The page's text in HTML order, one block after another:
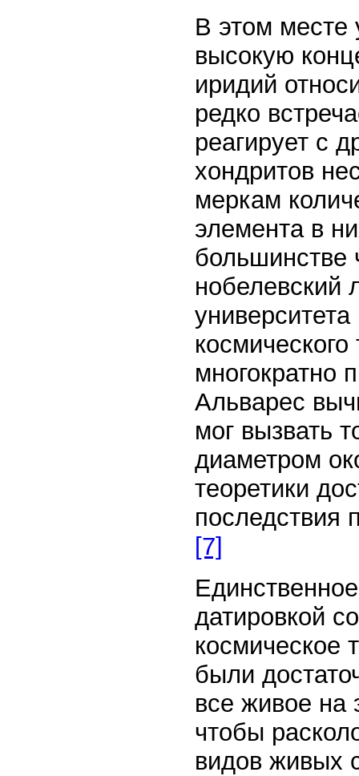
В этом месте
высокую
иридий
редко
реагирует с
хондритов
меркам
элемента в
большинстве
нобелевский
Альварес
мог вызвать
диаметром
теоретики
последствия
[7]
датировкой
космическое
были
все живое на
чтобы
видов живых